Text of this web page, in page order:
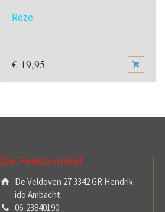
Roze
€ 19,95
De Feestwinkel
De Veldoven 27 3342 GR Hendrik
ido Ambacht
06-23840190